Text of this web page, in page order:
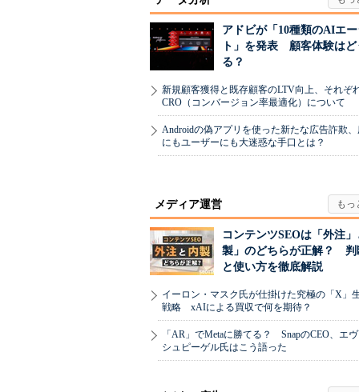
アドビが「10種類のAIエ
ト」を発表 顧客体験はど
る？
新規顧客獲得と既存顧客のLTV向上、それぞ
CRO（コンバージョン率最適化）について
Androidの偽アプリを使った新たな広告詐欺、
にもユーザーにも大迷惑な手口とは？
メディア運営
コンテンツSEOは「外注
製」のどちらが正解？ 判
と使い方を徹底解説
イーロン・マスク氏が仕掛けた究極の「X」
戦略 xAIによる買収で何を期待？
「AR」でMetaに勝てる？ SnapのCEO、エヴ
シュピーゲル氏はこう語った